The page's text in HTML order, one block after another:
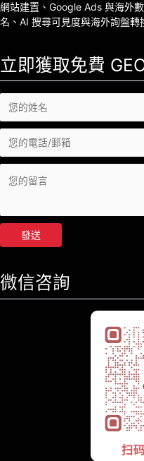
網站建置、Google Ads 與海外
名、AI 搜尋可見度與海外詢盤轉
立即獲取免費
發送
微信咨詢